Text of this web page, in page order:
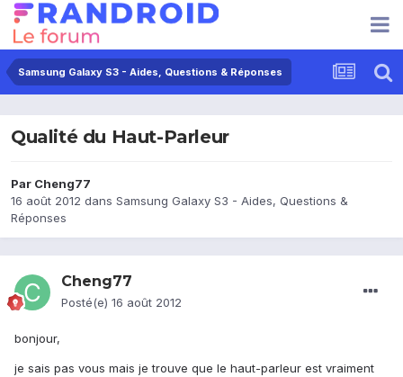
Samsung Galaxy S3 - Aides, Questions & Réponses
Qualité du Haut-Parleur
Par Cheng77
16 août 2012 dans Samsung Galaxy S3 - Aides, Questions &
Réponses
Cheng77
Posté(e) 16 août 2012
bonjour,
je sais pas vous mais je trouve que le haut-parleur est vraiment